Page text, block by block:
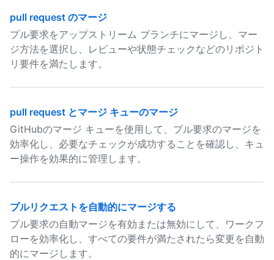
pull request のマージ
プル要求をアップストリーム ブランチにマージし、マー
ジ方法を選択し、レビューや状態チェックなどのリポジト
リ要件を満たします。
pull request とマージ キューのマージ
GitHubのマージ キューを使用して、プル要求のマージを
効率化し、必要なチェックが成功することを確認し、キュ
ー操作を効果的に管理します。
プルリクエストを自動的にマージする
プル要求の自動マージを有効または無効にして、ワークフ
ローを効率化し、すべての要件が満たされたら変更を自動
的にマージします。